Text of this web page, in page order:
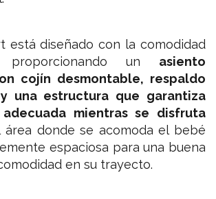
está diseñado con la comodidad
un asiento
cojín desmontable, respaldo
una estructura que garantiza
mientras se disfruta
donde se acomoda el bebé
espaciosa para una buena
en su trayecto.